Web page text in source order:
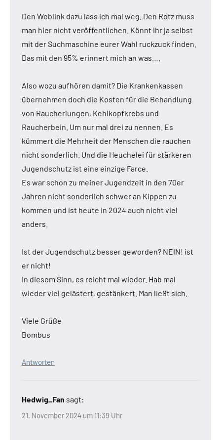
Den Weblink dazu lass ich mal weg. Den Rotz muss
man hier nicht veröffentlichen. Könnt ihr ja selbst
mit der Suchmaschine eurer Wahl ruckzuck finden.
Das mit den 95% erinnert mich an was….
Also wozu aufhören damit? Die Krankenkassen
übernehmen doch die Kosten für die Behandlung
von Raucherlungen, Kehlkopfkrebs und
Raucherbein. Um nur mal drei zu nennen. Es
kümmert die Mehrheit der Menschen die rauchen
nicht sonderlich. Und die Heuchelei für stärkeren
Jugendschutz ist eine einzige Farce.
Es war schon zu meiner Jugendzeit in den 70er
Jahren nicht sonderlich schwer an Kippen zu
kommen und ist heute in 2024 auch nicht viel
anders.
Ist der Jugendschutz besser geworden? NEIN! ist
er nicht!
In diesem Sinn, es reicht mal wieder. Hab mal
wieder viel gelästert, gestänkert. Man ließt sich.
Viele Grüße
Bombus
Antworten
Hedwig_Fan sagt:
21. November 2024 um 11:39 Uhr